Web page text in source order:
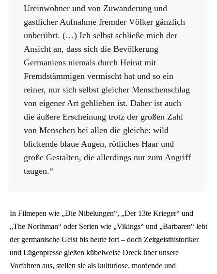
Ureinwohner und von Zuwanderung und
gastlicher Aufnahme fremder Völker gänzlich
unberührt. (…) Ich selbst schließe mich der
Ansicht an, dass sich die Bevölkerung
Germaniens niemals durch Heirat mit
Fremdstämmigen vermischt hat und so ein
reiner, nur sich selbst gleicher Menschenschlag
von eigener Art geblieben ist. Daher ist auch
die äußere Erscheinung trotz der großen Zahl
von Menschen bei allen die gleiche: wild
blickende blaue Augen, rötliches Haar und
große Gestalten, die allerdings nur zum Angriff
taugen.“
In Filmepen wie „Die Nibelungen“, „Der 13te Krieger“ und
„The Northman“ oder Serien wie „Vikings“ und „Barbaren“ lebt
der germanische Geist bis heute fort – doch Zeitgeisthistoriker
und Lügenpresse gießen kübelweise Dreck über unsere
Vorfahren aus, stellen sie als kulturlose, mordende und